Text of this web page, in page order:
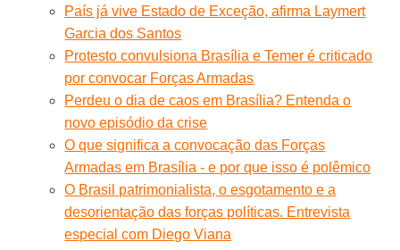
País já vive Estado de Exceção, afirma Laymert
Garcia dos Santos
Protesto convulsiona Brasília e Temer é criticado
por convocar Forças Armadas
Perdeu o dia de caos em Brasília? Entenda o
novo episódio da crise
O que significa a convocação das Forças
Armadas em Brasília - e por que isso é polêmico
O Brasil patrimonialista, o esgotamento e a
desorientação das forças políticas. Entrevista
especial com Diego Viana